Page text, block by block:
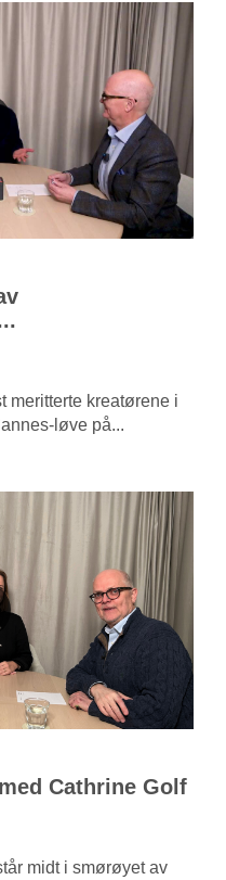
meritterte kreatørene i
løve på...
Cathrine Golf
midt i smørøyet av